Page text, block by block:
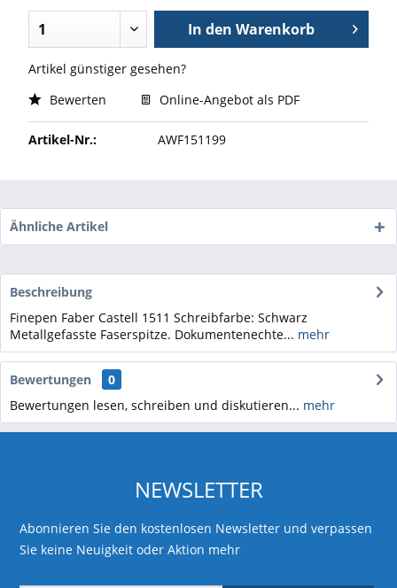
In den Warenkorb
Artikel günstiger gesehen?
Bewerten
Online-Angebot als PDF
Artikel-Nr.: AWF151199
Ähnliche Artikel
Beschreibung
Finepen Faber Castell 1511 Schreibfarbe: Schwarz
Metallgefasste Faserspitze. Dokumentenechte... mehr
Bewertungen
0
Bewertungen lesen, schreiben und diskutieren... mehr
NEWSLETTER
Abonnieren Sie den kostenlosen Newsletter und verpassen
Sie keine Neuigkeit oder Aktion mehr